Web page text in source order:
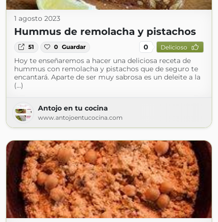
1 agosto 2023
Hummus de remolacha y pistachos
51 0 Guardar 0 Delicioso
Hoy te enseñaremos a hacer una deliciosa receta de
hummus con remolacha y pistachos que de seguro te
encantará. Aparte de ser muy sabrosa es un deleite a la
(...)
Antojo en tu cocina
www.antojoentucocina.com